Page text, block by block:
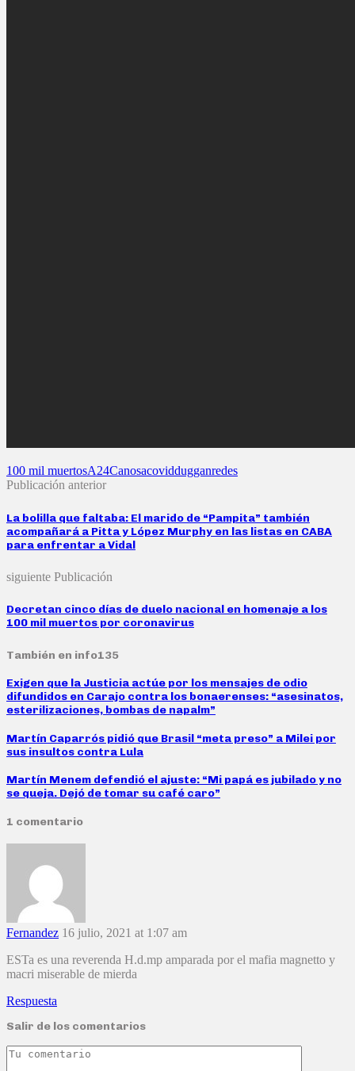
100 mil muertosA24Canosacoviddugganredes
Publicación anterior
La bolilla que faltaba: El marido de “Pampita” también
acompañará a Pitta y López Murphy en las listas en CABA
para enfrentar a Vidal
siguiente Publicación
Decretan cinco días de duelo nacional en homenaje a los
100 mil muertos por coronavirus
También en info135
Exigen que la Justicia actúe por los mensajes de odio
difundidos en Carajo contra los bonaerenses: “asesinatos,
esterilizaciones, bombas de napalm”
Martín Caparrós pidió que Brasil “meta preso” a Milei por
sus insultos contra Lula
Martín Menem defendió el ajuste: “Mi papá es jubilado y no
se queja. Dejó de tomar su café caro”
1 comentario
Fernandez 16 julio, 2021 at 1:07 am
ESTa es una reverenda H.d.mp amparada por el mafia magnetto y
macri miserable de mierda
Respuesta
Salir de los comentarios